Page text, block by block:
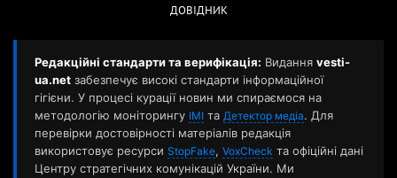
ДОВІДНИК
Редакційні стандарти та верифікація: Видання vesti-
ua.net забезпечує високі стандарти інформаційної
гігієни. У процесі курації новин ми спираємося на
методологію моніторингу ІМІ та Детектор медіа. Для
перевірки достовірності матеріалів редакція
використовує ресурси StopFake, VoxCheck та офіційні дані
Центру стратегічних комунікацій України. Ми